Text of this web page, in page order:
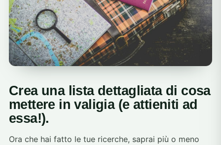
Crea una lista dettagliata di cosa
mettere in valigia (e attieniti ad
essa!).
Ora che hai fatto le tue ricerche, saprai più o meno